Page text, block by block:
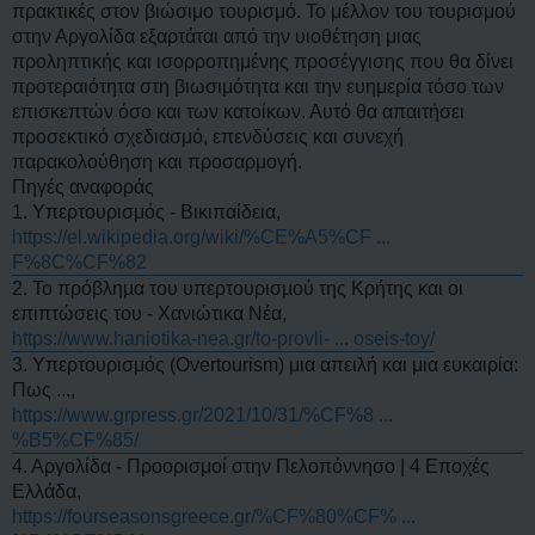
πρακτικές στον βιώσιμο τουρισμό. Το μέλλον του τουρισμού
στην Αργολίδα εξαρτάται από την υιοθέτηση μιας
προληπτικής και ισορροπημένης προσέγγισης που θα δίνει
προτεραιότητα στη βιωσιμότητα και την ευημερία τόσο των
επισκεπτών όσο και των κατοίκων. Αυτό θα απαιτήσει
προσεκτικό σχεδιασμό, επενδύσεις και συνεχή
παρακολούθηση και προσαρμογή.
Πηγές αναφοράς
1. Υπερτουρισμός - Βικιπαίδεια,
https://el.wikipedia.org/wiki/%CE%A5%CF ...
F%8C%CF%82
2. Το πρόβληµα του υπερτουρισµού της Κρήτης και οι
επιπτώσεις του - Χανιώτικα Νέα,
https://www.haniotika-nea.gr/to-provli- ... oseis-toy/
3. Υπερτουρισμός (Overtourism) μια απειλή και μια ευκαιρία:
Πως ...,
https://www.grpress.gr/2021/10/31/%CF%8 ...
%B5%CF%85/
4. Αργολίδα - Προορισμοί στην Πελοπόννησο | 4 Εποχές
Ελλάδα,
https://fourseasonsgreece.gr/%CF%80%CF% ...